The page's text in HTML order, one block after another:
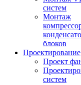
систем
Монтаж
блоков
Проектирование
Проект
систем